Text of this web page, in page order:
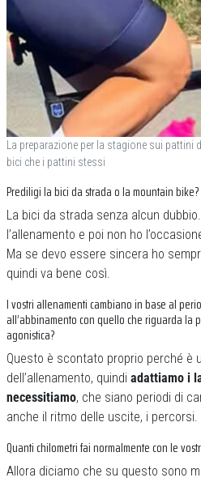
La preparazione per la stagione sui
bici che i pattini stessi
Prediligi la bici da strada o la mountain bike?
La bici da strada senza alcun
l’allenamento e poi non ho
Ma se devo essere sincera ho
quindi va bene così.
I vostri allenamenti cambiano in base al
all’abbinamento con quello che riguarda la
agonistica?
Questo è scontato proprio perché è
dell’allenamento, quindi adattiamo i
necessitiamo, che siano periodi di
anche il ritmo delle uscite, i percorsi.
Quanti chilometri fai normalmente con le
Allora diciamo che su questo sono